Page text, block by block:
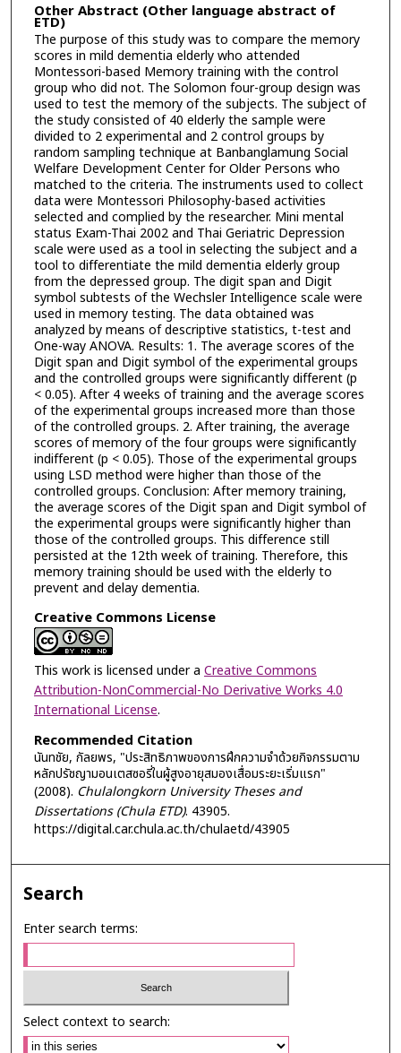
Other Abstract (Other language abstract of
ETD)
The purpose of this study was to compare the memory
scores in mild dementia elderly who attended
Montessori-based Memory training with the control
group who did not. The Solomon four-group design was
used to test the memory of the subjects. The subject of
the study consisted of 40 elderly the sample were
divided to 2 experimental and 2 control groups by
random sampling technique at Banbanglamung Social
Welfare Development Center for Older Persons who
matched to the criteria. The instruments used to collect
data were Montessori Philosophy-based activities
selected and complied by the researcher. Mini mental
status Exam-Thai 2002 and Thai Geriatric Depression
scale were used as a tool in selecting the subject and a
tool to differentiate the mild dementia elderly group
from the depressed group. The digit span and Digit
symbol subtests of the Wechsler Intelligence scale were
used in memory testing. The data obtained was
analyzed by means of descriptive statistics, t-test and
One-way ANOVA. Results: 1. The average scores of the
Digit span and Digit symbol of the experimental groups
and the controlled groups were significantly different (p
< 0.05). After 4 weeks of training and the average scores
of the experimental groups increased more than those
of the controlled groups. 2. After training, the average
scores of memory of the four groups were significantly
indifferent (p < 0.05). Those of the experimental groups
using LSD method were higher than those of the
controlled groups. Conclusion: After memory training,
the average scores of the Digit span and Digit symbol of
the experimental groups were significantly higher than
those of the controlled groups. This difference still
persisted at the 12th week of training. Therefore, this
memory training should be used with the elderly to
prevent and delay dementia.
Creative Commons License
This work is licensed under a Creative Commons
Attribution-NonCommercial-No Derivative Works 4.0
International License.
Recommended Citation
นันทชัย, กัลยพร, "ประสิทธิภาพของการฝึกความจำด้วยกิจกรรมตาม
หลักปรัชญามอนเตสซอรี่ในผู้สูงอายุสมองเสื่อมระยะเริ่มแรก"
(2008). Chulalongkorn University Theses and
Dissertations (Chula ETD). 43905.
https://digital.car.chula.ac.th/chulaetd/43905
Search
Enter search terms:
Select context to search: